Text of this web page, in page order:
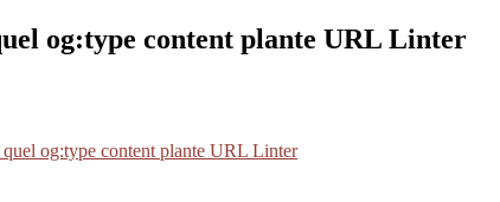
og:type content plante URL Linter
og:type content plante URL Linter